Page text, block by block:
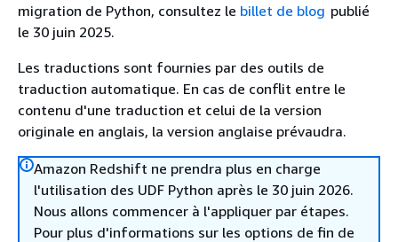
migration de Python, consultez le billet de blog publié
le 30 juin 2025.
Les traductions sont fournies par des outils de
traduction automatique. En cas de conflit entre le
contenu d'une traduction et celui de la version
originale en anglais, la version anglaise prévaudra.
Amazon Redshift ne prendra plus en charge
l'utilisation des UDF Python après le 30 juin 2026.
Nous allons commencer à l'appliquer par étapes.
Pour plus d'informations sur les options de fin de